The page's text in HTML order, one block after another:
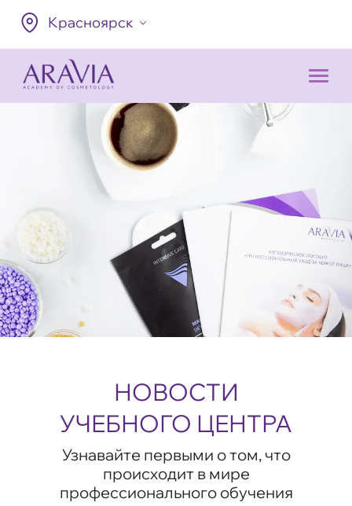
Красноярск
НОВОСТИ
УЧЕБНОГО ЦЕНТРА
Узнавайте первыми о том, что
происходит в мире
профессионального обучения